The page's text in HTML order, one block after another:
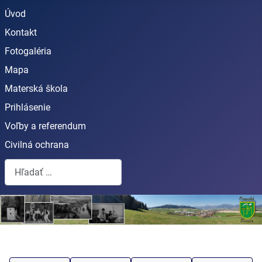
Úvod
Kontakt
Fotogaléria
Mapa
Materská škola
Prihlásenie
Voľby a referendum
Civilná ochrana
Hľadať...